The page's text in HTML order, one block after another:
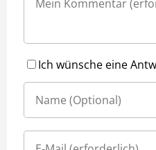
Ich wünsche eine